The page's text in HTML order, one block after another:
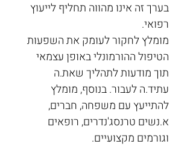
בערך זה אינו מהווה תחליף לייעוץ
רפואי.
מומלץ לחקור לעומק את השפעות
הטיפול ההורמונלי באופן עצמאי
תוך מודעות לתהליך שאת.ה
עתיד.ה לעבור. בנוסף, מומלץ
להתייעץ עם משפחה, חברים,
א.נשים טרנסג'נדרים, רופאים
וגורמים מקצועיים.